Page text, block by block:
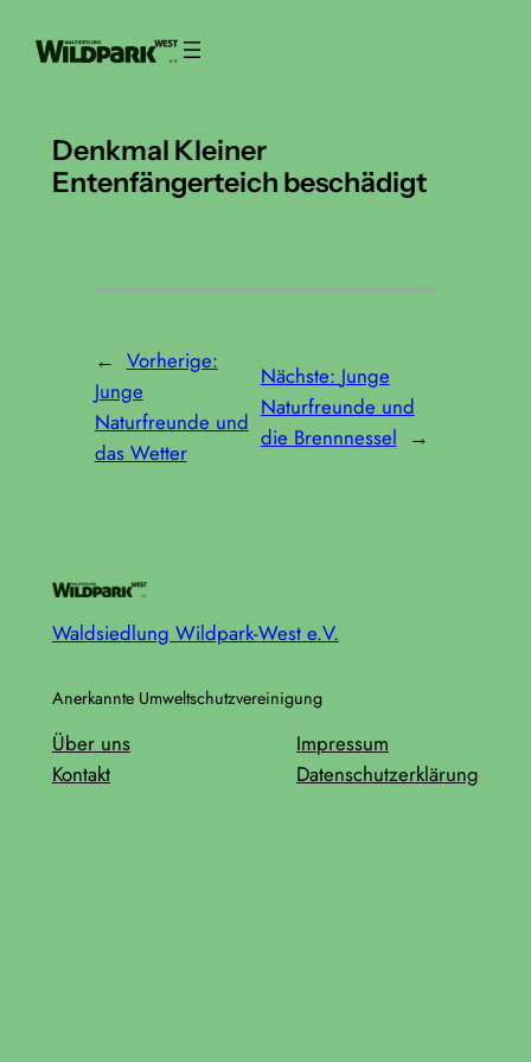
Inhalt
Denkmal Kleiner
Entenfängerteich beschädigt
← Vorherige:
Junge
Naturfreunde und
das Wetter
Nächste: Junge
Naturfreunde und
die Brennnessel →
Waldsiedlung Wildpark-West e.V.
Anerkannte Umweltschutzvereinigung
Über uns
Kontakt
Impressum
Datenschutzerklärung